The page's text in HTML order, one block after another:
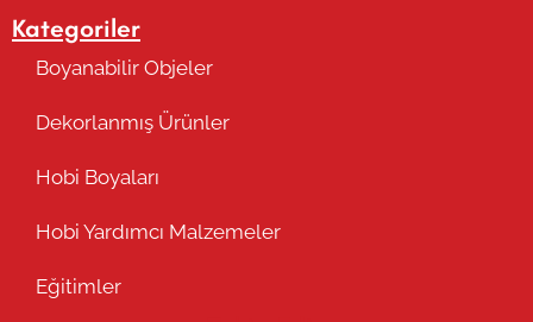
Kategoriler
Boyanabilir Objeler
Dekorlanmış Ürünler
Hobi Boyaları
Hobi Yardımcı Malzemeler
Eğitimler